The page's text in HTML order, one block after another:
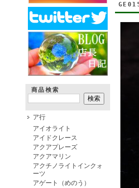
商品検索
ア行
アイオライト
アイドクレース
アクアプレーズ
アクアマリン
アクチノライトインクォ
ーツ
アゲート（めのう）